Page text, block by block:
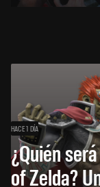
HACE 1 DÍA
¿Quién
of Zelda?